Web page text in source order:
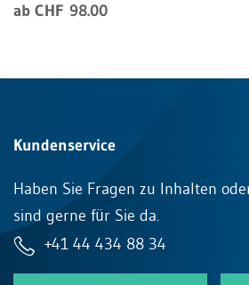
ab CHF 98.00
Kundenservice
Haben Sie Fragen zu Inhalten
sind gerne für Sie da.
+41 44 434 88 34